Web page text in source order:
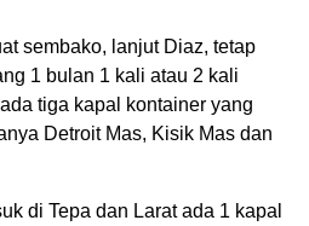
sembako, lanjut Diaz, tetap
1 bulan 1 kali atau 2 kali
tiga kapal kontainer yang
Detroit Mas, Kisik Mas dan
di Tepa dan Larat ada 1 kapal